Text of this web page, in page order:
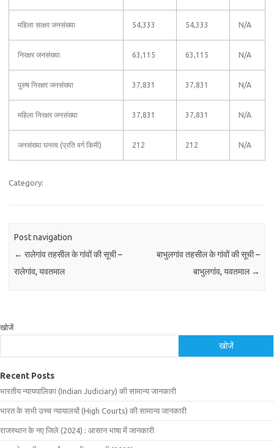
महिला साक्षर जनसंख्या 54,333 54,333 N/A
निरक्षर जनसंख्या 63,115 63,115 N/A
पुरुष निरक्षर जनसंख्या 37,831 37,831 N/A
महिला निरक्षर जनसंख्या 37,831 37,831 N/A
जनसंख्या घनत्व (प्रति वर्ग किमी) 212 212 N/A
Category:
Post navigation
← रालेगांव तहसील के गांवों की सूची –
रालेगांव, यवतमाल
बाभुलगांव तहसील के गांवों की सूची –
बाभुलगांव, यवतमाल →
खोजें
खोजें
Recent Posts
भारतीय न्यायपालिका (Indian Judiciary) की सामान्य जानकारी
भारत के सभी उच्च न्यायालयों (High Courts) की सामान्य जानकारी
राजस्थान के नए जिले (2024) : आसान भाषा में जानकारी